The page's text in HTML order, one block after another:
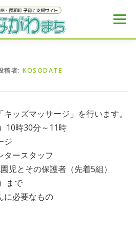
メニュー
稿者: KOSODATE
ッズマッサージ」を行います。
10時30分～11時
ジ
ースタッフ
児とその保護者（先着5組）
まで
に必要なもの